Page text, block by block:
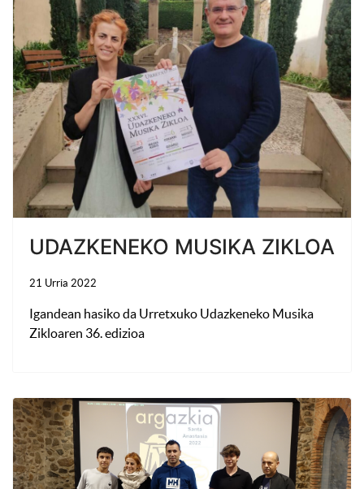
UDAZKENEKO MUSIKA ZIKLOA
21 Urria 2022
Igandean hasiko da Urretxuko Udazkeneko Musika
Zikloaren 36. edizioa